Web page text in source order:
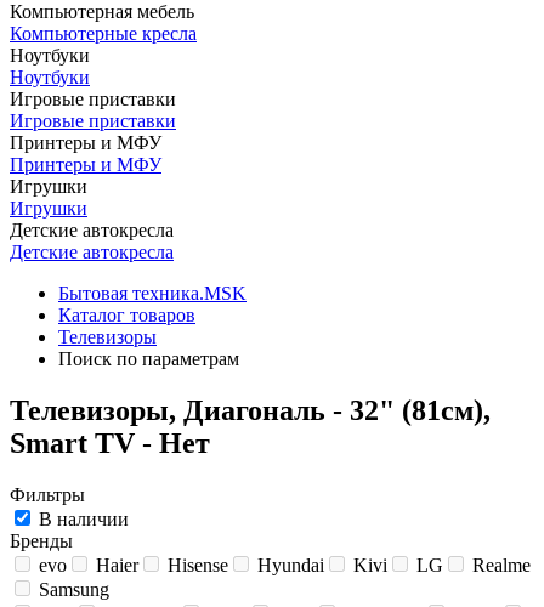
Компьютерная мебель
Компьютерные кресла
Ноутбуки
Ноутбуки
Игровые приставки
Игровые приставки
Принтеры и МФУ
Принтеры и МФУ
Игрушки
Игрушки
Детские автокресла
Детские автокресла
Бытовая техника.MSK
Каталог товаров
Телевизоры
Поиск по параметрам
Телевизоры, Диагональ - 32" (81см),
Smart TV - Нет
Фильтры
В наличии
Бренды
evo
Haier Hisense Hyundai Kivi LG
Realme
Samsung